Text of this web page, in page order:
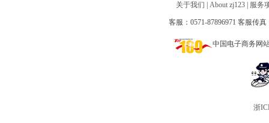
关于我们 About zj123| 服务
客服：0571-87896971 客服传真
中国电子商务网
浙